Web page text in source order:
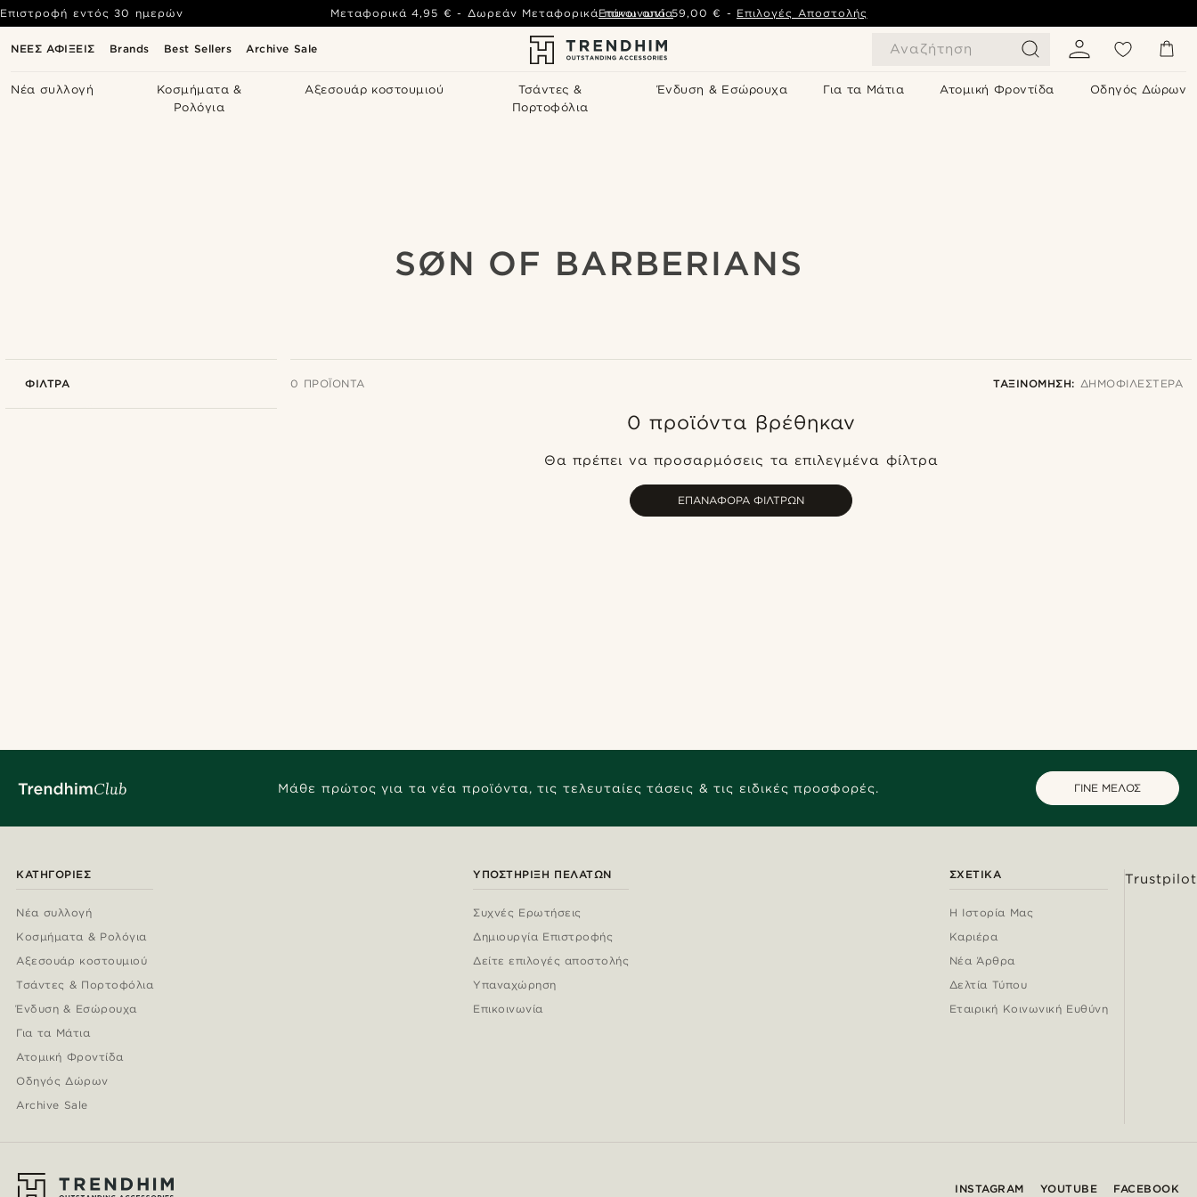
ΝΕΕΣ ΑΦΙΞΕΙΣ Brands Best Sellers Archive Sale Αναζήτηση
Νέα συλλογή
Κοσμήματα &
Ρολόγια
Αξεσουάρ κοστουμιού
Τσάντες &
Πορτοφόλια
Ένδυση & Εσώρουχα Για τα Μάτια Ατομική Φροντίδα Οδηγός Δώρων
Επιστροφή εντός 30 ημερών Μεταφορικά 4,95 € - Δωρεάν Μεταφορικά πάνω από59,00 € - Επιλογές Αποστολής
Επικοινωνία
SØN OF BARBERIANS
ΦΊΛΤΡΑ 0 ΠΡΟΪΌΝΤΑ ΤΑΞΙΝΌΜΗΣΗ: ΔΗΜΟΦΙΛΈΣΤΕΡΑ
0 προϊόντα βρέθηκαν
Θα πρέπει να προσαρμόσεις τα επιλεγμένα φίλτρα
ΕΠΑΝΑΦΟΡΆ ΦΊΛΤΡΩΝ
Μάθε πρώτος για τα νέα προϊόντα, τις τελευταίες τάσεις & τις ειδικές προσφορές. ΓΙΝΕ ΜΕΛΟΣ
ΚΑΤΗΓΟΡΊΕΣ
Νέα συλλογή
Κοσμήματα & Ρολόγια
Αξεσουάρ κοστουμιού
Τσάντες & Πορτοφόλια
Ένδυση & Εσώρουχα
Για τα Μάτια
Ατομική Φροντίδα
Οδηγός Δώρων
Archive Sale
ΥΠΟΣΤΉΡΙΞΗ ΠΕΛΑΤΏΝ
Συχνές Ερωτήσεις
Δημιουργία Επιστροφής
Δείτε επιλογές αποστολής
Υπαναχώρηση
Επικοινωνία
ΣΧΕΤΙΚΆ
Η Ιστορία Μας
Καριέρα
Νέα Άρθρα
Δελτία Τύπου
Εταιρική Κοινωνική Ευθύνη
Trustpilot
INSTAGRAM YOUTUBE FACEBOOK